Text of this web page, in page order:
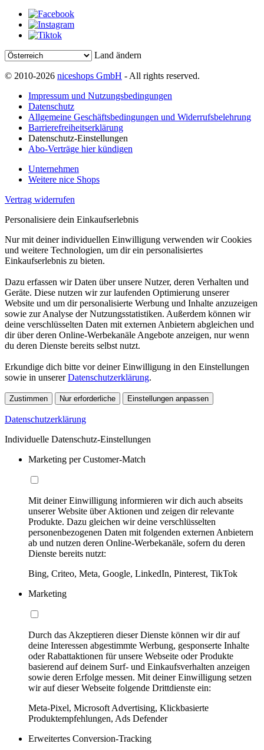
Land ändern
© 2010-2026 niceshops GmbH - All rights reserved.
Impressum und Nutzungsbedingungen
Datenschutz
Allgemeine Geschäftsbedingungen und Widerrufsbelehrung
Barrierefreiheitserklärung
Datenschutz-Einstellungen
Abo-Verträge hier kündigen
Unternehmen
Weitere nice Shops
Vertrag widerrufen
Personalisiere dein Einkaufserlebnis
Nur mit deiner individuellen Einwilligung verwenden wir Cookies
und weitere Technologien, um dir ein personalisiertes
Einkaufserlebnis zu bieten.
Dazu erfassen wir Daten über unsere Nutzer, deren Verhalten und
Geräte. Diese nutzen wir zur laufenden Optimierung unserer
Website und um dir personalisierte Werbung und Inhalte anzuzeigen
sowie zur Analyse der Nutzungsstatistiken. Außerdem können wir
deine verschlüsselten Daten mit externen Anbietern abgleichen und
dir über deren Online-Werbekanäle Angebote anzeigen, nur wenn
du deren Dienste bereits selbst nutzt.
Erkundige dich bitte vor deiner Einwilligung in den Einstellungen
sowie in unsererDatenschutzerklärung.
Zustimmen Nur erforderliche Einstellungen anpassen
Datenschutzerklärung
Individuelle Datenschutz-Einstellungen
Marketing per Customer-Match
Mit deiner Einwilligung informieren wir dich auch abseits
unserer Website über Aktionen und zeigen dir relevante
Produkte. Dazu gleichen wir deine verschlüsselten
personenbezogenen Daten mit folgenden externen Anbietern
ab und nutzen deren Online-Werbekanäle, sofern du deren
Dienste bereits nutzt:
Bing, Criteo, Meta, Google, LinkedIn, Pinterest, TikTok
Marketing
Durch das Akzeptieren dieser Dienste können wir dir auf
deine Interessen abgestimmte Werbung, gesponserte Inhalte
oder Rabattaktionen für unsere Webseite oder Produkte
basierend auf deinem Surf- und Einkaufsverhalten anzeigen
sowie deren Erfolge messen. Mit deiner Einwilligung setzen
wir auf dieser Webseite folgende Drittdienste ein:
Meta-Pixel, Microsoft Advertising, Klickbasierte
Produktempfehlungen, Ads Defender
Erweitertes Conversion-Tracking